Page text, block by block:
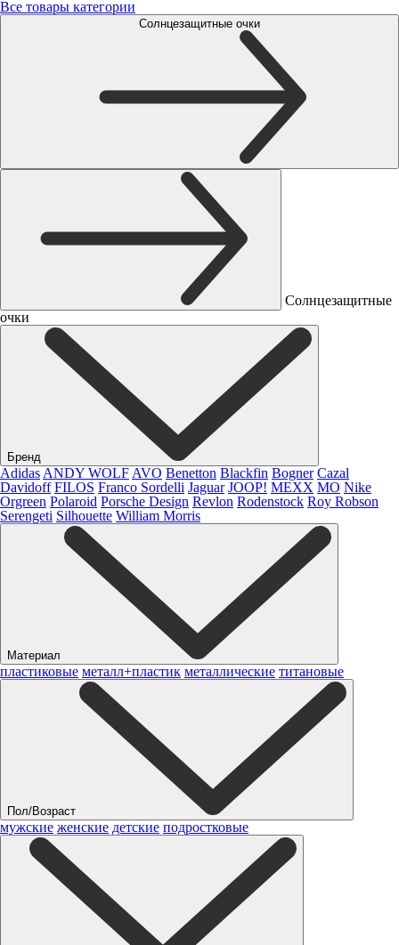
Все товары категории
Солнцезащитные очки
Солнцезащитные
очки
Бренд
Adidas ANDY WOLF AVO Benetton Blackfin Bogner Cazal
Davidoff FILOS Franco Sordelli Jaguar JOOP! MEXX MO Nike
Orgreen Polaroid Porsche Design Revlon Rodenstock Roy Robson
Serengeti Silhouette William Morris
Материал
пластиковые металл+пластик металлические титановые
Пол/Возраст
мужские женские детские подростковые